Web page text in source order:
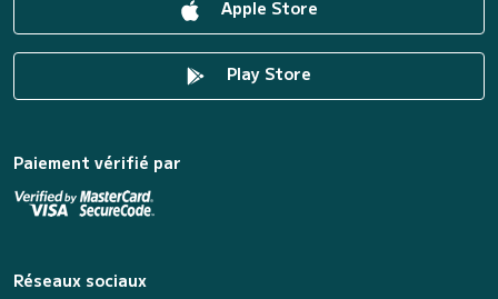
Apple Store
Play Store
Paiement vérifié par
Réseaux sociaux